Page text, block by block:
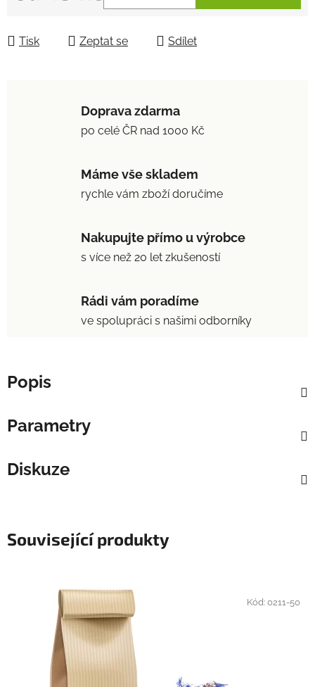
Tisk Zeptat se Sdílet
Doprava zdarma
po celé ČR nad 1000 Kč
Máme vše skladem
rychle vám zboží doručíme
Nakupujte přímo u výrobce
s více než 20 let zkušeností
Rádi vám poradíme
ve spolupráci s našimi odborníky
Popis
Parametry
Diskuze
Související produkty
Kód:0211-50